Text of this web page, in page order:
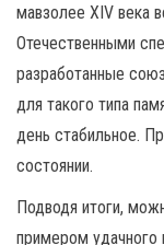
мавзолее XIV века
Отечественными
разработанные
для такого типа
день стабильное.
состоянии.
Подводя итоги,
примером удачного